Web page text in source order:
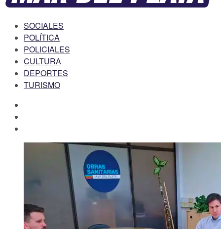
SOCIALES
POLÍTICA
POLICIALES
CULTURA
DEPORTES
TURISMO